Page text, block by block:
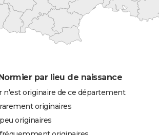
par lieu de naissance
originaire de ce département
originaires
originaires